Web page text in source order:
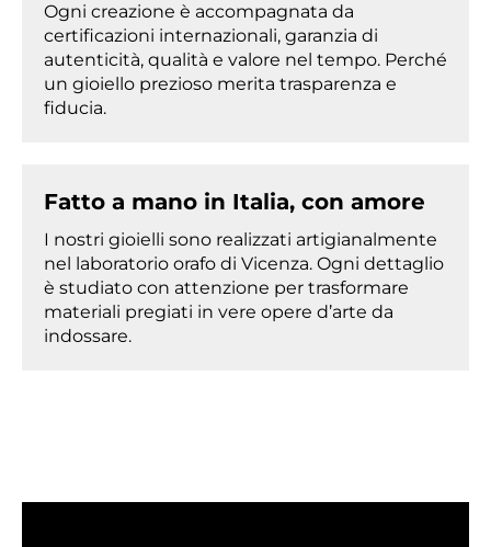
Ogni creazione è accompagnata da
certificazioni internazionali, garanzia di
autenticità, qualità e valore nel tempo. Perché
un gioiello prezioso merita trasparenza e
fiducia.
Fatto a mano in Italia, con amore
I nostri gioielli sono realizzati artigianalmente
nel laboratorio orafo di Vicenza. Ogni dettaglio
è studiato con attenzione per trasformare
materiali pregiati in vere opere d’arte da
indossare.